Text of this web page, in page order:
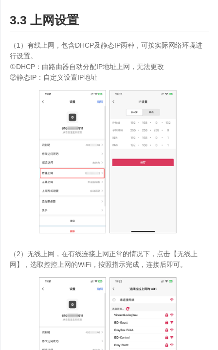
3.3 上网设置
（1）有线上网，包含DHCP及静态IP两种，可按实际网络环境进
行设置。
①DHCP：由路由器自动分配IP地址上网，无法更改
②静态IP：自定义设置IP地址
（2）无线上网，在有线连接上网正常的情况下，点击【无线上
网】，选取控控上网的WiFi，按照指示完成，连接后即可。